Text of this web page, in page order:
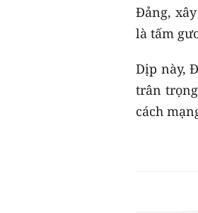
Đảng,
là tấm
Dịp này,
trân
cách